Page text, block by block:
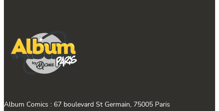
Album Comics : 67 boulevard St Germain, 75005 Paris